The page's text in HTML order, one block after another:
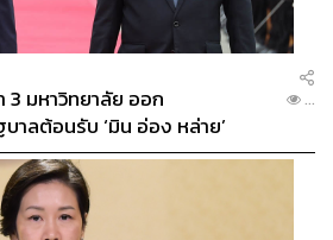
มหาวิทยาลัย ออก
าลต้อนรับ ‘มิน อ่อง หล่าย’
...